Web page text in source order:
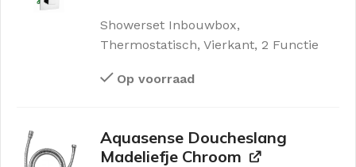
Showerset Inbouwbox,
Thermostatisch, Vierkant, 2 Functie
Op voorraad
Aquasense Doucheslang
Madeliefje Chroom